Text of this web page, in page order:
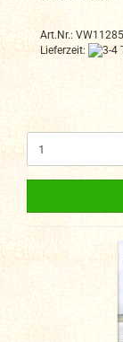
Art.Nr.:
Lieferzeit: